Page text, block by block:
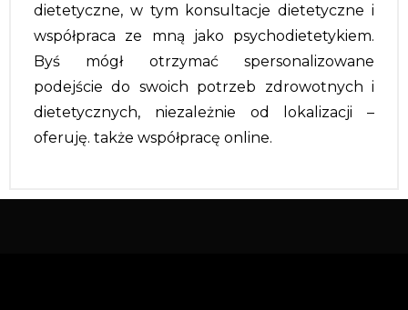
dietetyczne, w tym konsultacje dietetyczne i
współpraca ze mną jako psychodietetykiem.
Byś mógł otrzymać spersonalizowane
podejście do swoich potrzeb zdrowotnych i
dietetycznych, niezależnie od lokalizacji –
oferuję. także współpracę online.